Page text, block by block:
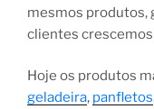
mesmos produtos,
clientes
Hoje os produtos
geladeira, panfletos